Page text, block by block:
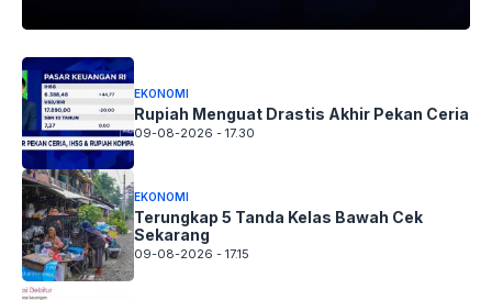
EKONOMI
Rupiah Menguat Drastis Akhir Pekan Ceria
09-08-2026 - 17.30
EKONOMI
Terungkap 5 Tanda Kelas Bawah Cek
Sekarang
09-08-2026 - 17.15